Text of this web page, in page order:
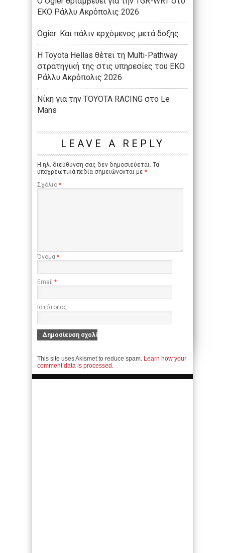
ΕΚΟ Ράλλυ Ακρόπολις 2026
Ogier: Και πάλιν ερχόμενος μετά δόξης
Η Toyota Hellas θέτει τη Multi-Pathway
στρατηγική της στις υπηρεσίες του ΕΚΟ
Ράλλυ Ακρόπολις 2026
Νίκη για την TOYOTA RACING στο Le
Mans
LEAVE A REPLY
Η ηλ. διεύθυνση σας δεν δημοσιεύεται. Τα
υποχρεωτικά πεδία σημειώνονται με *
Σχόλιο *
Όνομα *
Email *
Ιστότοπος
This site uses Akismet to reduce spam. Learn how your
comment data is processed.